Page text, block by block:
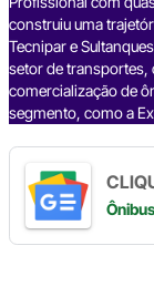
construiu uma
Tecnipar e
setor de transportes,
comercialização de
segmento, como a